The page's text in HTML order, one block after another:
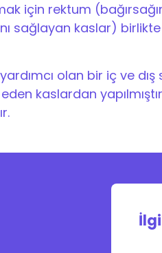
için rektum
sağlayan kaslar) birlikte
olan bir iç ve
kaslardan